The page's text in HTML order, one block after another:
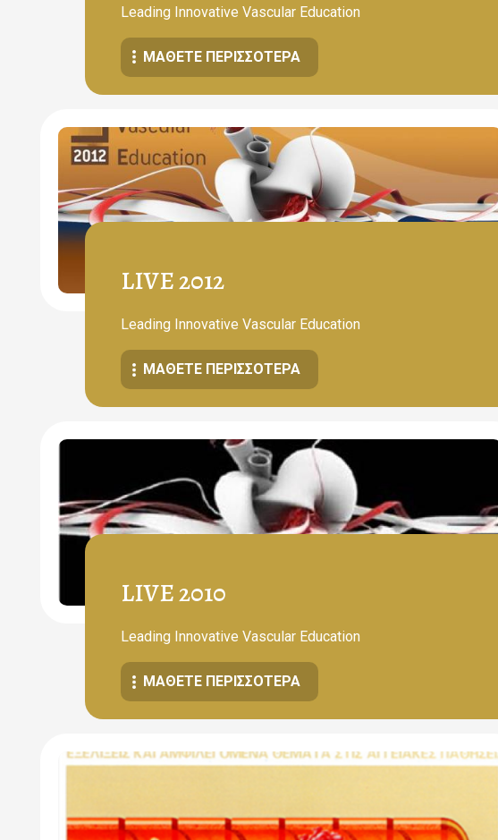
Leading Innovative Vascular Education
ΜΆΘΕΤΕ ΠΕΡΙΣΣΌΤΕΡΑ
LIVE 2012
Leading Innovative Vascular Education
ΜΆΘΕΤΕ ΠΕΡΙΣΣΌΤΕΡΑ
LIVE 2010
Leading Innovative Vascular Education
ΜΆΘΕΤΕ ΠΕΡΙΣΣΌΤΕΡΑ